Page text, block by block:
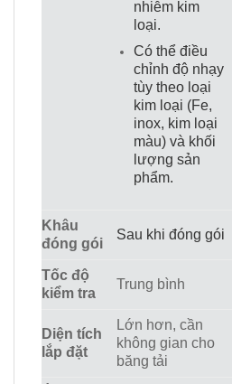
nhiễm kim
loại.
Có thể điều
chỉnh độ nhạy
tùy theo loại
kim loại (Fe,
inox, kim loại
màu) và khối
lượng sản
phẩm.
Khâu
đóng gói
Sau khi đóng gói
Tốc độ
kiểm tra
Trung bình
Diện tích
lắp đặt
Lớn hơn, cần
không gian cho
băng tải